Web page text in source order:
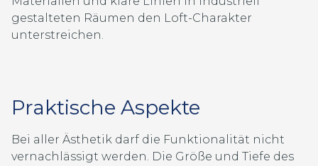
gestalteten Räumen den Loft-Charakter
unterstreichen.
Praktische Aspekte
Bei aller Ästhetik darf die Funktionalität nicht
vernachlässigt werden. Die Größe und Tiefe des